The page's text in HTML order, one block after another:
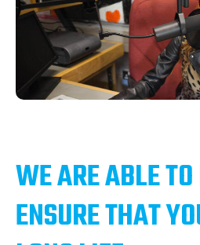
WE ARE ABLE
ENSURE THAT